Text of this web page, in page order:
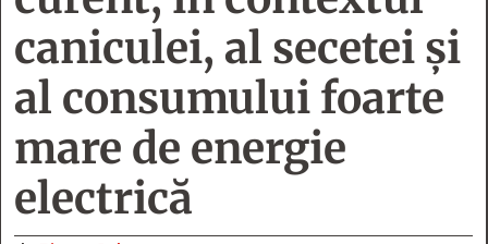
caniculei, al secetei şi
al consumului foarte
mare de energie
electrică